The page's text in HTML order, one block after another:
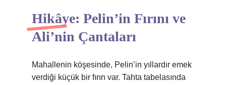
Hikâye: Pelin’in Fırını ve
Ali’nin Çantaları
Mahallenin köşesinde, Pelin’in yıllardır emek
verdiği küçük bir fırın var. Tahta tabelasında